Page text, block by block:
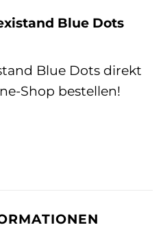
Blue Dots
Blue Dots direkt
Shop bestellen!